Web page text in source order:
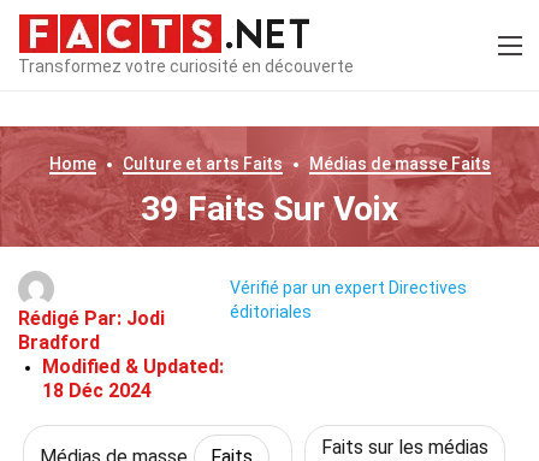
Transformez votre curiosité en découverte
Home Culture et arts Faits Médias de masseFaits
39 Faits Sur Voix
Rédigé Par: Jodi
Bradford
Modified & Updated:
18 Déc 2024
Vérifié par un expert Directives
éditoriales
Faits sur les médias